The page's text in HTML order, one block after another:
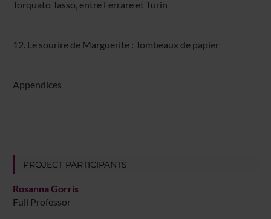
Torquato Tasso, entre Ferrare et Turin
12. Le sourire de Marguerite : Tombeaux de papier
Appendices
PROJECT PARTICIPANTS
Rosanna Gorris
Full Professor